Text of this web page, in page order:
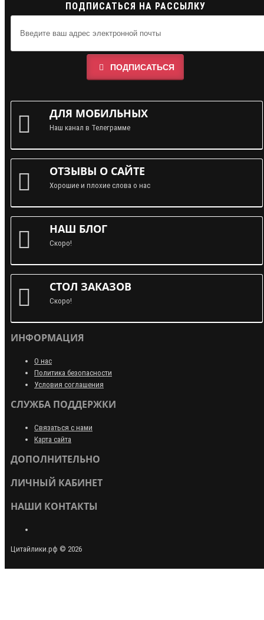
ПОДПИСАТЬСЯ НА РАССЫЛКУ
ПОДПИСАТЬСЯ
ДЛЯ МОБИЛЬНЫХ
Наш канал в Телеграмме
ОТЗЫВЫ О САЙТЕ
Хорошие и плохие слова о нас
НАШ БЛОГ
Скоро!
СТОЛ ЗАКАЗОВ
Скоро!
ИНФОРМАЦИЯ
О нас
Политика безопасности
Условия соглашения
СЛУЖБА ПОДДЕРЖКИ
Связаться с нами
Карта сайта
ДОПОЛНИТЕЛЬНО
ЛИЧНЫЙ КАБИНЕТ
НАШИ КОНТАКТЫ
Цитайлики.рф © 2026